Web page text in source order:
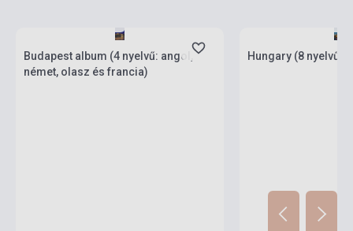
Budapest album (4 nyelvű: angol,
német, olasz és francia)
Hungary (8 nyelvű)